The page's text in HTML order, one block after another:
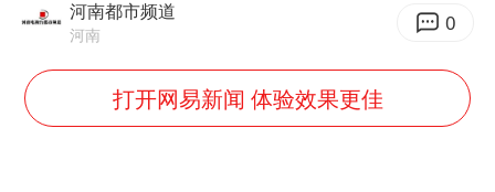
台风白海豚最新路径研判来了
OpenAI为免费用户升级GPT-5.6 Luna
河南都市频道
河南 0
打开网易新闻 体验效果更佳